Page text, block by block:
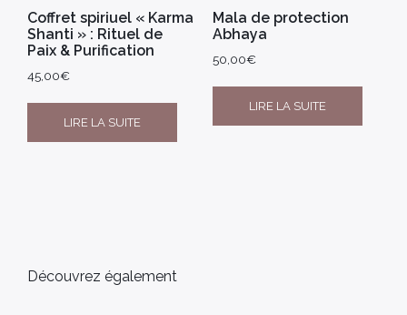
Coffret spiriuel « Karma
Shanti » : Rituel de
Paix & Purification
45,00€
LIRE LA SUITE
Mala de protection
Abhaya
50,00€
LIRE LA SUITE
Découvrez également